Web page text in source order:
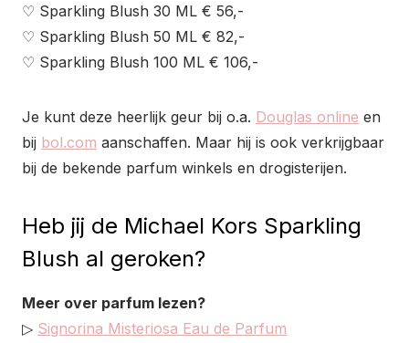
♡ Sparkling Blush 30 ML € 56,-
♡ Sparkling Blush 50 ML € 82,-
♡ Sparkling Blush 100 ML € 106,-
Je kunt deze heerlijk geur bij o.a. Douglas online en
bij bol.com aanschaffen. Maar hij is ook verkrijgbaar
bij de bekende parfum winkels en drogisterijen.
Heb jij de Michael Kors Sparkling
Blush al geroken?
Meer over parfum lezen?
▷ Signorina Misteriosa Eau de Parfum